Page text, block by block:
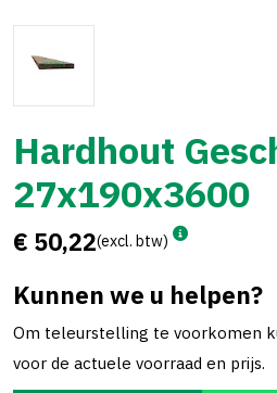
Hardhout
27x190x3600
€ 50,22(excl. btw)
Kunnen we u helpen?
Om teleurstelling te voorkomen
voor de actuele voorraad en prijs.